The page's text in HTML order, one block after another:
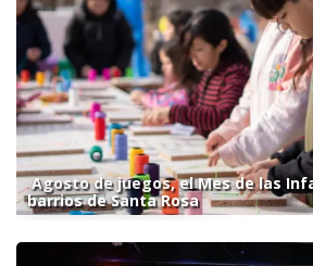
Agosto de juegos, el Mes de las
barrios de Santa Rosa